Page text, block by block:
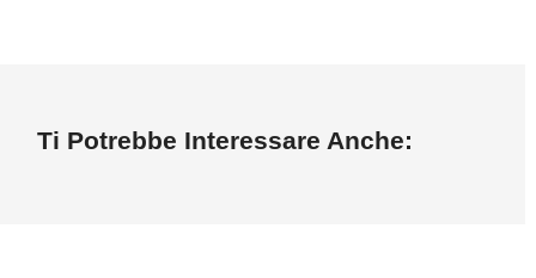
Ti Potrebbe Interessare Anche: